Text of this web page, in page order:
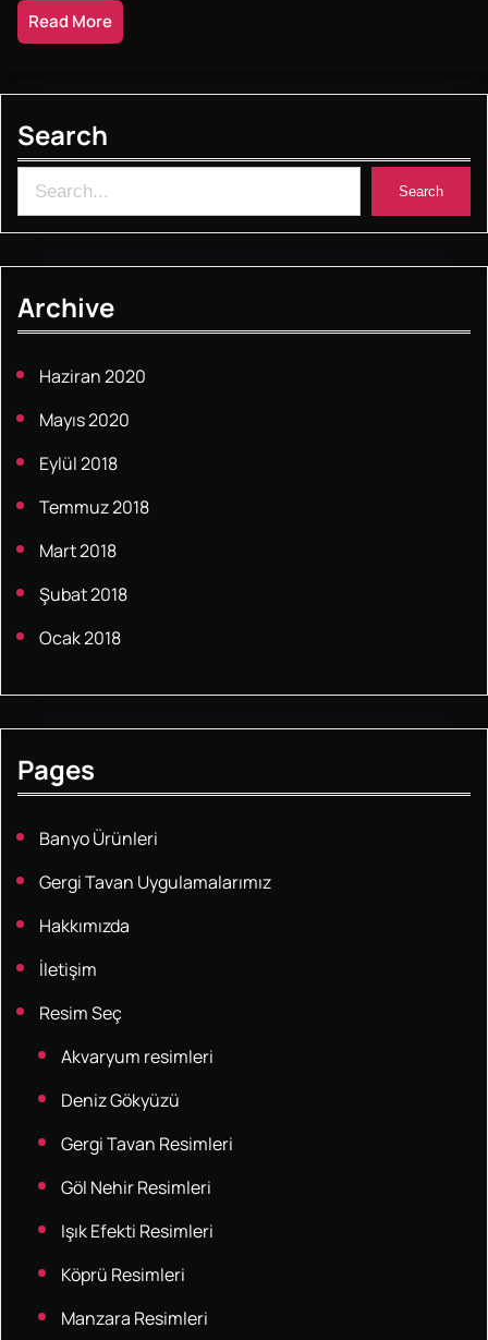
Read More
Search
e
c
Search
Archive
Haziran 2020
Mayıs 2020
Eylül 2018
Temmuz 2018
Mart 2018
Şubat 2018
Ocak 2018
Pages
Banyo Ürünleri
Gergi Tavan Uygulamalarımız
Hakkımızda
İletişim
Resim Seç
Akvaryum resimleri
Deniz Gökyüzü
Gergi Tavan Resimleri
Göl Nehir Resimleri
Işık Efekti Resimleri
Köprü Resimleri
Manzara Resimleri